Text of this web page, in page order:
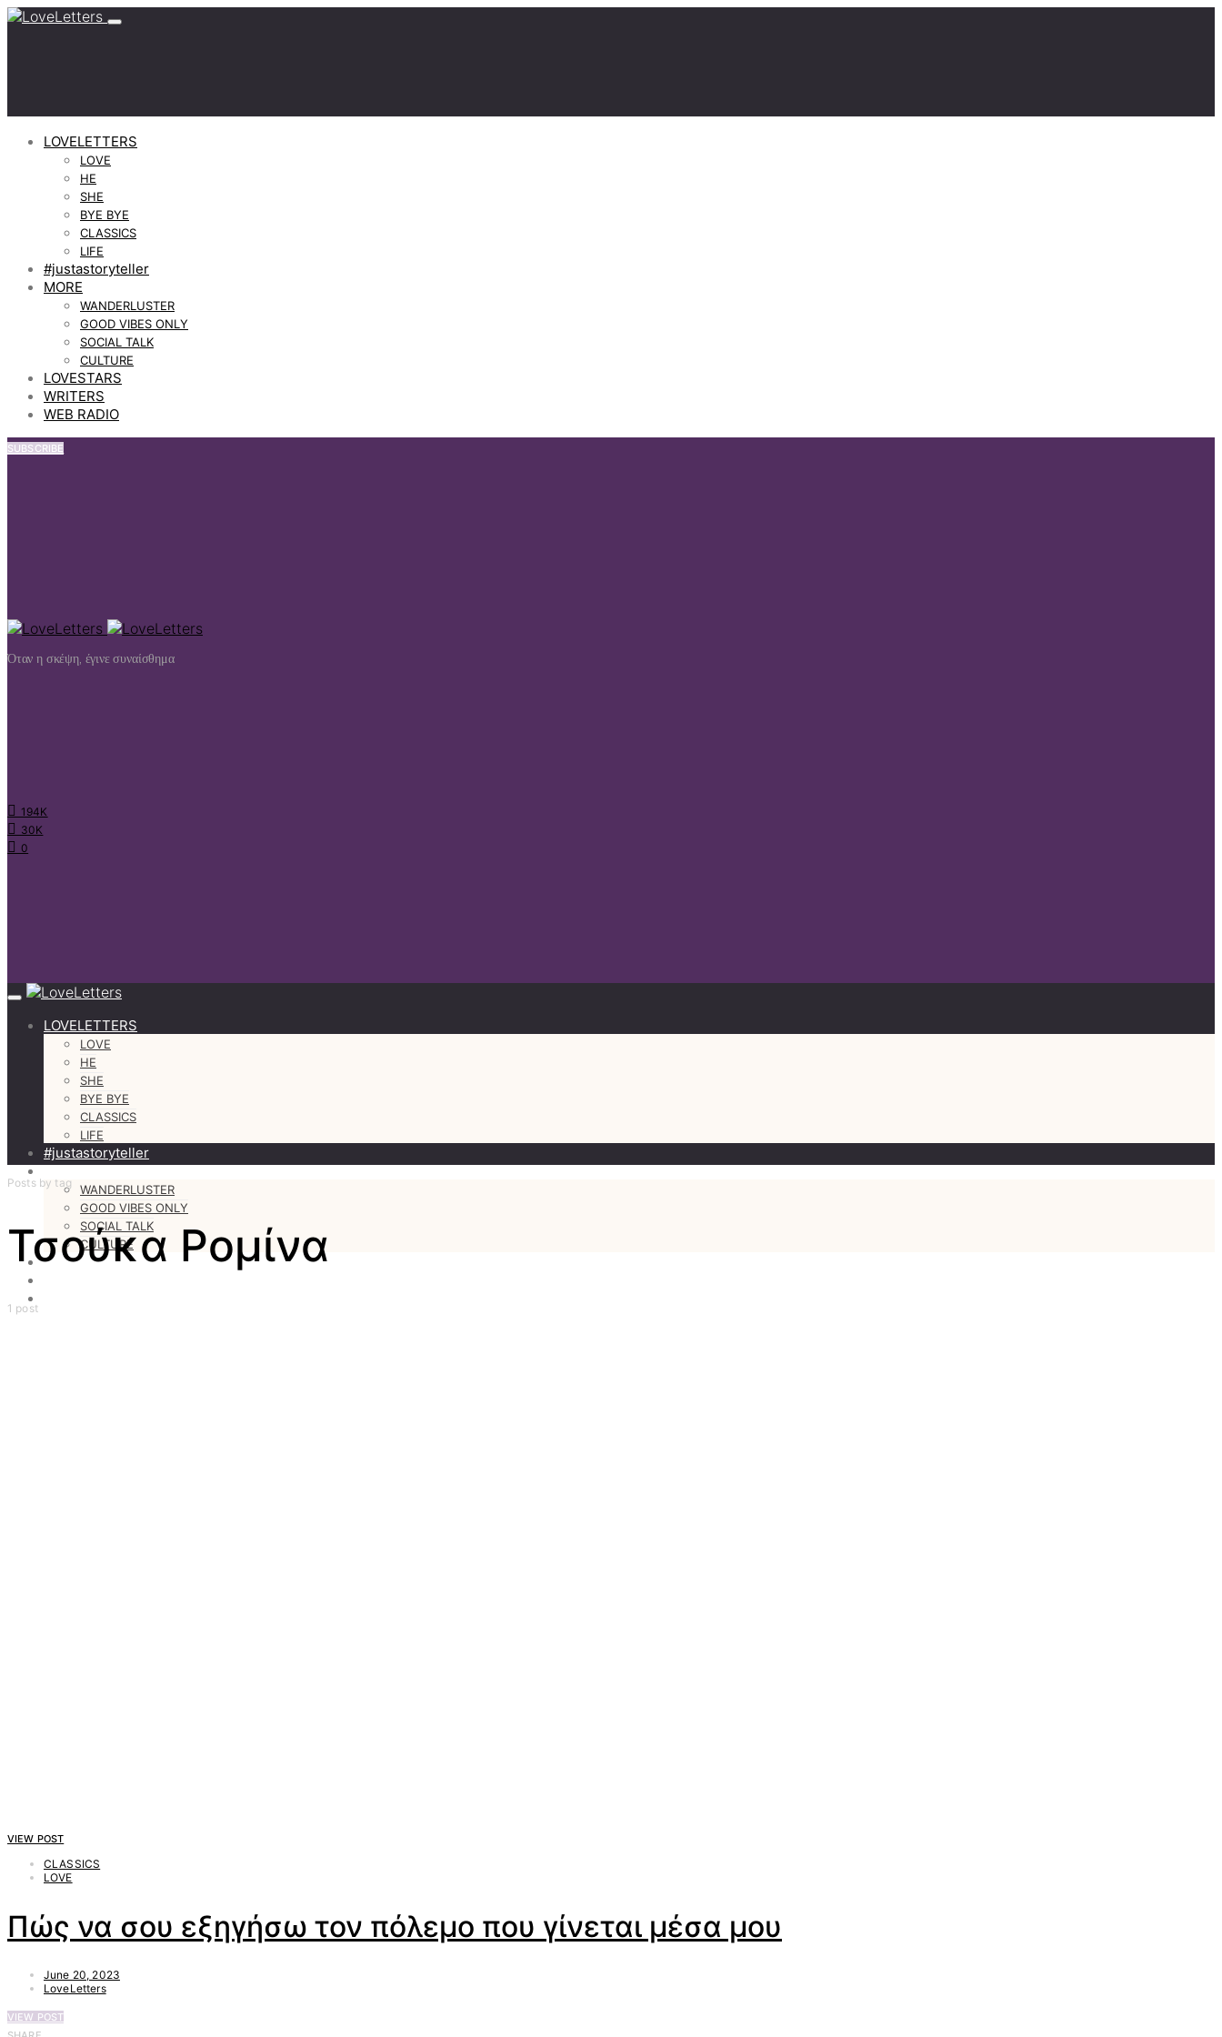
LOVELETTERS
LOVE
HE
SHE
BYE BYE
CLASSICS
LIFE
#justastoryteller
MORE
WANDERLUSTER
GOOD VIBES ONLY
SOCIAL TALK
CULTURE
LOVESTARS
WRITERS
WEB RADIO
SUBSCRIBE
Όταν η σκέψη, έγινε συναίσθημα
194K
30K
0
LOVELETTERS
LOVE
HE
SHE
BYE BYE
CLASSICS
LIFE
#justastoryteller
MORE
WANDERLUSTER
GOOD VIBES ONLY
SOCIAL TALK
CULTURE
LOVESTARS
Posts by tag
Τσούκα Ρομίνα
1 post
VIEW POST
CLASSICS
LOVE
Πώς να σου εξηγήσω τον πόλεμο που γίνεται μέσα μου
June 20, 2023
LoveLetters
VIEW POST